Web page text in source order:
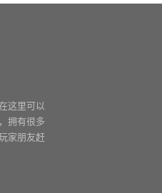
这里可以
拥有很多
家朋友赶